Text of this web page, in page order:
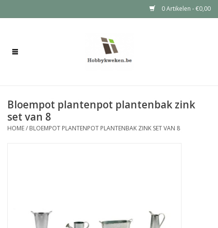
0 Artikelen - €0,00
Home
Plantenzuilen
Plantentafels
Tuinkabouters
Bloempot plantenpot plantenbak zink
set van 8
HOME/ BLOEMPOT PLANTENPOT PLANTENBAK ZINK SET VAN 8